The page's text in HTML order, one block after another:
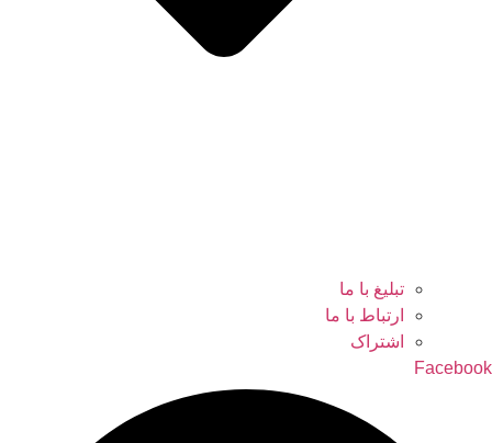
تبلیغ با ما
ارتباط با ما
اشتراک
Facebook